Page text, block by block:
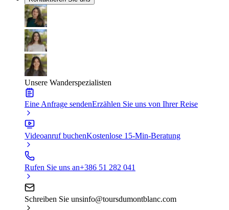
Unsere Wanderspezialisten
Eine Anfrage sendenErzählen Sie uns von Ihrer Reise
Videoanruf buchenKostenlose 15-Min-Beratung
Rufen Sie uns an+386 51 282 041
Schreiben Sie unsinfo@toursdumontblanc.com